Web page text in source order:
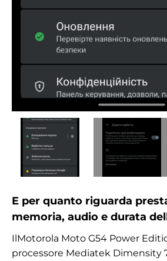
E per quanto riguarda
memoria, audio e durata
IlMotorola Moto G54 Power
processore Mediatek Dimensity